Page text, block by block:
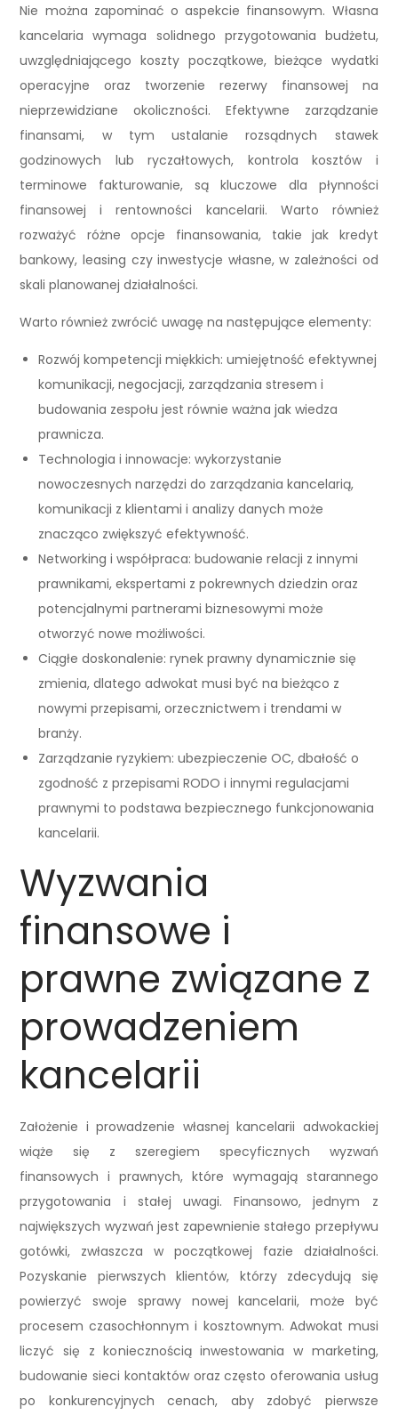
Nie można zapominać o aspekcie finansowym. Własna
kancelaria wymaga solidnego przygotowania budżetu,
uwzględniającego koszty początkowe, bieżące wydatki
operacyjne oraz tworzenie rezerwy finansowej na
nieprzewidziane okoliczności. Efektywne zarządzanie
finansami, w tym ustalanie rozsądnych stawek
godzinowych lub ryczałtowych, kontrola kosztów i
terminowe fakturowanie, są kluczowe dla płynności
finansowej i rentowności kancelarii. Warto również
rozważyć różne opcje finansowania, takie jak kredyt
bankowy, leasing czy inwestycje własne, w zależności od
skali planowanej działalności.
Warto również zwrócić uwagę na następujące elementy:
Rozwój kompetencji miękkich: umiejętność efektywnej
komunikacji, negocjacji, zarządzania stresem i
budowania zespołu jest równie ważna jak wiedza
prawnicza.
Technologia i innowacje: wykorzystanie
nowoczesnych narzędzi do zarządzania kancelarią,
komunikacji z klientami i analizy danych może
znacząco zwiększyć efektywność.
Networking i współpraca: budowanie relacji z innymi
prawnikami, ekspertami z pokrewnych dziedzin oraz
potencjalnymi partnerami biznesowymi może
otworzyć nowe możliwości.
Ciągłe doskonalenie: rynek prawny dynamicznie się
zmienia, dlatego adwokat musi być na bieżąco z
nowymi przepisami, orzecznictwem i trendami w
branży.
Zarządzanie ryzykiem: ubezpieczenie OC, dbałość o
zgodność z przepisami RODO i innymi regulacjami
prawnymi to podstawa bezpiecznego funkcjonowania
kancelarii.
Wyzwania
finansowe i
prawne związane z
prowadzeniem
kancelarii
Założenie i prowadzenie własnej kancelarii adwokackiej
wiąże się z szeregiem specyficznych wyzwań
finansowych i prawnych, które wymagają starannego
przygotowania i stałej uwagi. Finansowo, jednym z
największych wyzwań jest zapewnienie stałego przepływu
gotówki, zwłaszcza w początkowej fazie działalności.
Pozyskanie pierwszych klientów, którzy zdecydują się
powierzyć swoje sprawy nowej kancelarii, może być
procesem czasochłonnym i kosztownym. Adwokat musi
liczyć się z koniecznością inwestowania w marketing,
budowanie sieci kontaktów oraz często oferowania usług
po konkurencyjnych cenach, aby zdobyć pierwsze